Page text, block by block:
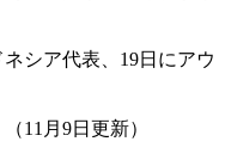
シア代表、19日にアウ
11月9日更新）